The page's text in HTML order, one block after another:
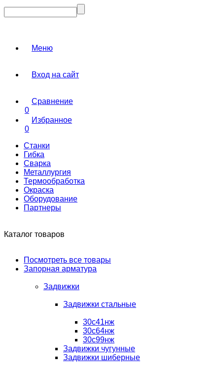
Меню
Вход на сайт
Сравнение
0
Избранное
0
Станки
Гибка
Сварка
Металлургия
Термообработка
Окраска
Оборудование
Партнеры
Каталог товаров
Посмотреть все товары
Запорная арматура
Задвижки
Задвижки стальные
30с41нж
30с64нж
30с99нж
Задвижки чугунные
Задвижки шиберные